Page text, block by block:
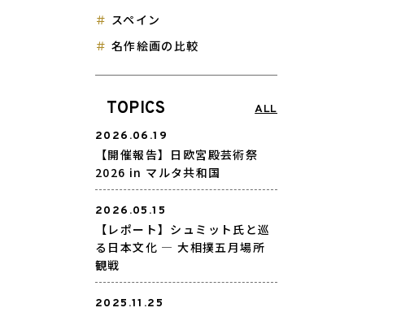
スペイン
名作絵画の比較
TOPICS
ALL
2026.06.19
【開催報告】日欧宮殿芸術祭
2026 in マルタ共和国
2026.05.15
【レポート】シュミット氏と巡
る日本文化 ― 大相撲五月場所
観戦
2025.11.25